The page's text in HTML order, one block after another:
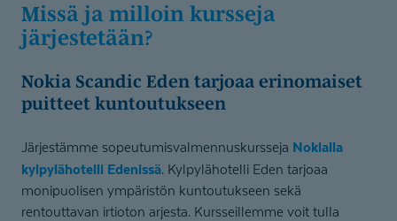
Missä ja milloin kursseja
järjestetään?
Nokia Scandic Eden tarjoaa erinomaiset
puitteet kuntoutukseen
Järjestämme sopeutumisvalmennuskursseja Nokialla
kylpylähotelli Edenissä. Kylpylähotelli Eden tarjoaa
monipuolisen ympäristön kuntoutukseen sekä
rentouttavan irtioton arjesta. Kursseillemme voit tulla